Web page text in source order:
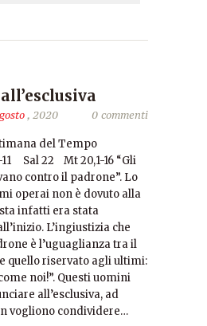
, 2020 0 commenti
del Tempo
11 Sal 22 Mt 20,1-16 “Gli
contro il padrone”. Lo
operai non è dovuto alla
infatti era stata
L’ingiustizia che
è l’uguaglianza tra il
quello riservato agli ultimi:
noi!”. Questi uomini
all’esclusiva, ad
vogliono condividere…